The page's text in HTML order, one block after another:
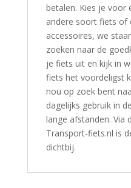
betalen. Kies je voor
andere soort fiets of
accessoires, we
zoeken naar de
je fiets uit en kijk in
fiets het voordeligst
nou op zoek bent
dagelijks gebruik in
lange afstanden. Via
Transport-fiets.nl is
dichtbij.